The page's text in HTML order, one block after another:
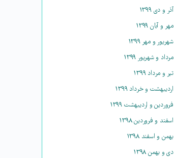
آذر و دی ۱۳۹۹
مهر و آبان ۱۳۹۹
شهریور و مهر ۱۳۹۹
مرداد و شهریور ۱۳۹۹
تیر و مرداد ۱۳۹۹
اردیبهشت و خرداد ۱۳۹۹
فروردین و اردیبهشت ۱۳۹۹
اسفند و فروردین ۱۳۹۸
بهمن و اسفند ۱۳۹۸
دی و بهمن ۱۳۹۸